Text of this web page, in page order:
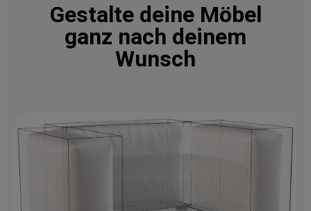
Gestalte deine Möbel
ganz nach deinem
Wunsch